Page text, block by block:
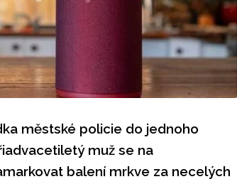
městské policie do jednoho
muž se na
balení mrkve za necelých